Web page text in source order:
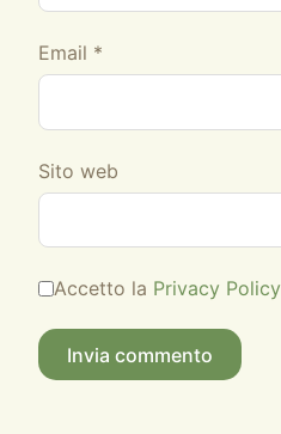
Email *
Sito web
Accetto la Privacy Policy